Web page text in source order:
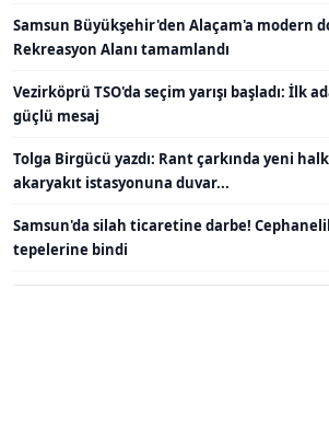
Samsun Büyükşehir'den Alaçam'a modern
Rekreasyon Alanı tamamlandı
Vezirköprü TSO'da seçim yarışı başladı: İlk
güçlü mesaj
Tolga Birgücü yazdı: Rant çarkında yeni
akaryakıt istasyonuna duvar...
Samsun'da silah ticaretine darbe!
tepelerine bindi